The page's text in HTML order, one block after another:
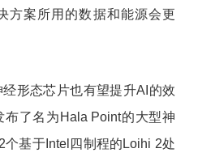
方案所用的数据和能源会更
形态芯片也有望提升AI的效
了名为Hala Point的大型神
基于Intel四制程的Loihi 2处